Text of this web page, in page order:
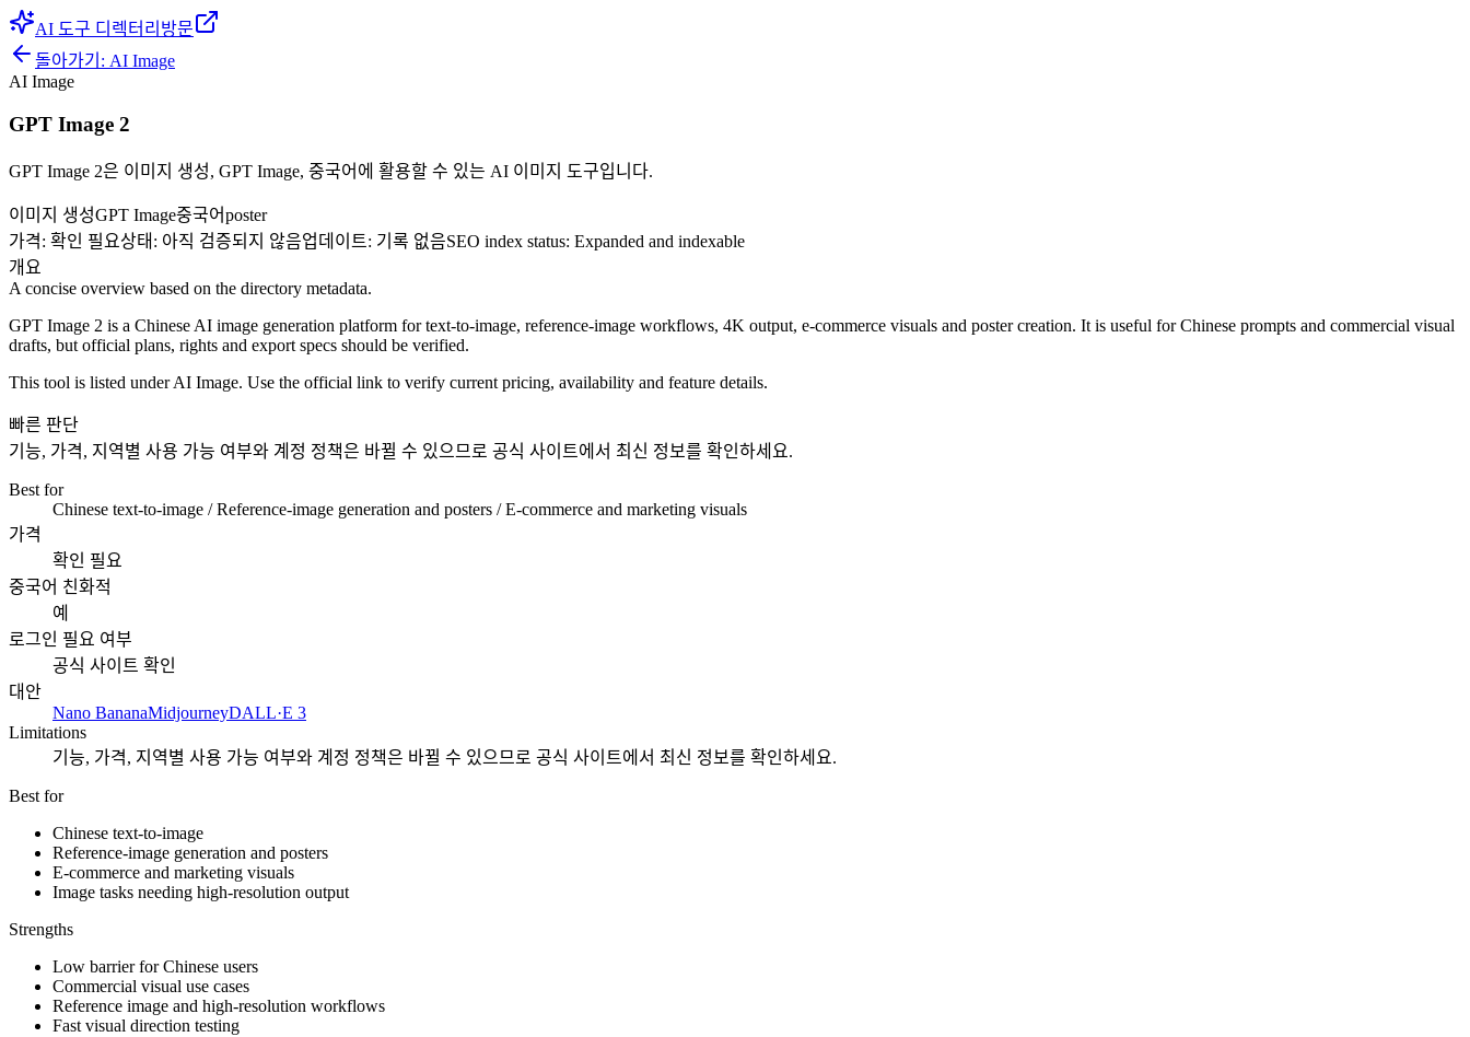
AI 도구 디렉터리 방문
돌아가기: AI Image
AI Image
GPT Image 2
GPT Image 2은 이미지 생성, GPT Image, 중국어에 활용할 수 있는 AI 이미지 도구입니다.
이미지 생성GPT Image중국어poster
가격: 확인 필요상태 : 아직 검증되지 않음업데이트: 기록 없음SEO index status: Expanded and indexable
개요
A concise overview based on the directory metadata.
GPT Image 2 is a Chinese AI image generation platform for text-to-image, reference-image workflows, 4K output, e-commerce visuals and poster creation. It is useful for Chinese prompts and commercial visual
drafts, but official plans, rights and export specs should be verified.
This tool is listed under AI Image. Use the official link to verify current pricing, availability and feature details.
빠른 판단
기능, 가격, 지역별 사용 가능 여부와 계정 정책은 바뀔 수 있으므로 공식 사이트에서 최신 정보를 확인하세요.
Best for
Chinese text-to-image / Reference-image generation and posters / E-commerce and marketing visuals
가격
확인 필요
중국어 친화적
예
로그인 필요 여부
공식 사이트 확인
대안
Nano BananaMidjourneyDALL·E 3
Limitations
기능, 가격, 지역별 사용 가능 여부와 계정 정책은 바뀔 수 있으므로 공식 사이트에서 최신 정보를 확인하세요.
Best for
Chinese text-to-image
Reference-image generation and posters
E-commerce and marketing visuals
Image tasks needing high-resolution output
Strengths
Low barrier for Chinese users
Commercial visual use cases
Reference image and high-resolution workflows
Fast visual direction testing